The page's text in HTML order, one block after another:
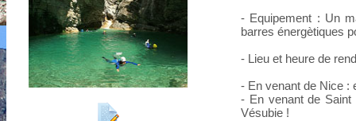
- Equipement : Un
barres énergètiques
- Lieu et heure de
- En venant de Nice :
- En venant de Saint
Vésubie !